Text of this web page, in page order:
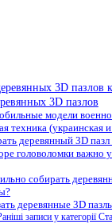
3D пазлов
3D пазлов
модели
техника (украинская
деревянный 3D пазл
головоломки важно
собирать
деревянные 3D
записи у категорії